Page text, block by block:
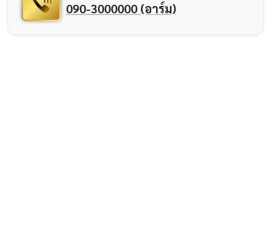
090-3000000 (อาร์ม)